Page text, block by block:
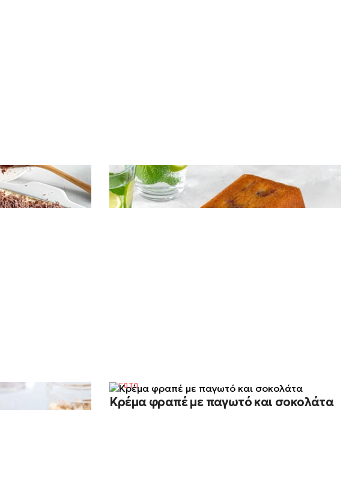
και τρεις
Κέικ με κεράσια
ΚΕΙΚ
με κρασί Κρέμα φραπέ με παγωτό και σοκολάτα
ΠΑΓΩΤΟ